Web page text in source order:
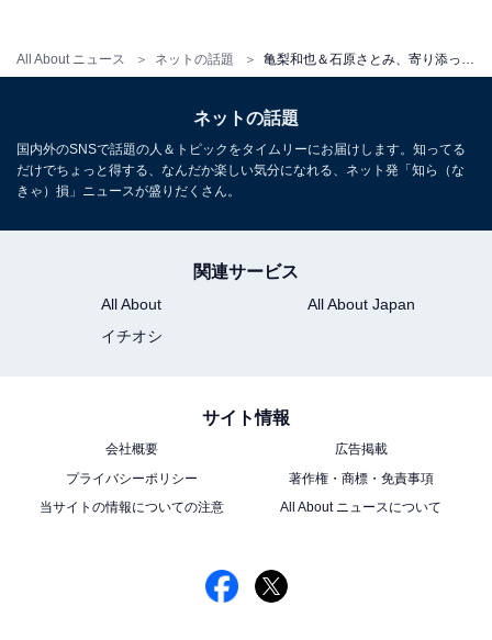
All About ニュース ネットの話題 亀梨和也＆石原さとみ、寄り添って寝る姿を公開！ 「幸せそうなお顔がかわいい」「どうか離れないで」
ネットの話題
国内外のSNSで話題の人＆トピックをタイムリーにお届けします。知ってる
だけでちょっと得する、なんだか楽しい気分になれる、ネット発「知ら（な
きゃ）損」ニュースが盛りだくさん。
関連サービス
All About
All About Japan
イチオシ
サイト情報
会社概要
広告掲載
プライバシーポリシー
著作権・商標・免責事項
当サイトの情報についての注意
All About ニュースについて